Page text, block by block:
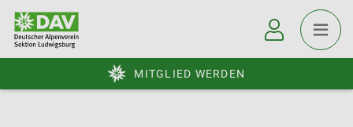
MITGLIED WERDEN